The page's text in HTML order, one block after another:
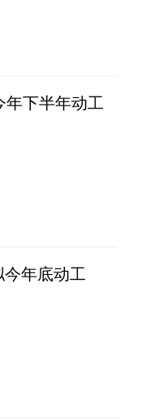
年下半年动工
年底动工